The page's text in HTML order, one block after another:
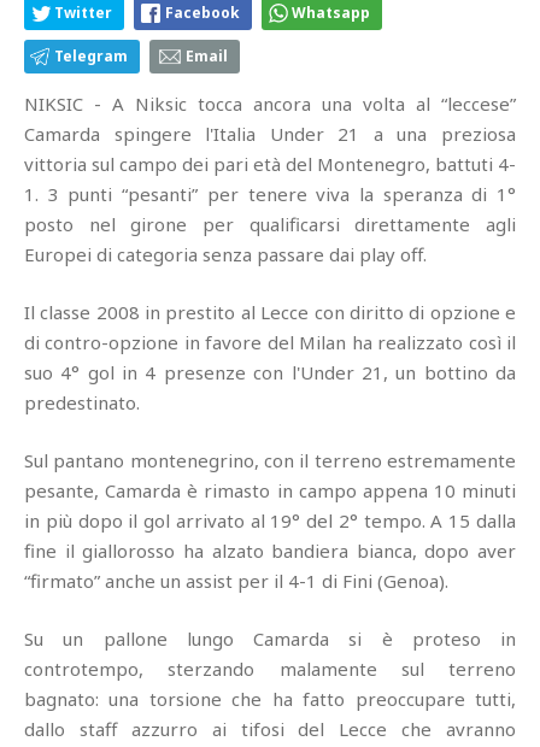
Twitter Facebook Whatsapp
Telegram Email
NIKSIC - A Niksic tocca ancora una volta al “leccese”
Camarda spingere l'Italia Under 21 a una preziosa
vittoria sul campo dei pari età del Montenegro, battuti 4-
1. 3 punti “pesanti” per tenere viva la speranza di 1°
posto nel girone per qualificarsi direttamente agli
Europei di categoria senza passare dai play off.
Il classe 2008 in prestito al Lecce con diritto di opzione e
di contro-opzione in favore del Milan ha realizzato così il
suo 4° gol in 4 presenze con l'Under 21, un bottino da
predestinato.
Sul pantano montenegrino, con il terreno estremamente
pesante, Camarda è rimasto in campo appena 10 minuti
in più dopo il gol arrivato al 19° del 2° tempo. A 15 dalla
fine il giallorosso ha alzato bandiera bianca, dopo aver
“firmato” anche un assist per il 4-1 di Fini (Genoa).
Su un pallone lungo Camarda si è proteso in
controtempo, sterzando malamente sul terreno
bagnato: una torsione che ha fatto preoccupare tutti,
dallo staff azzurro ai tifosi del Lecce che avranno